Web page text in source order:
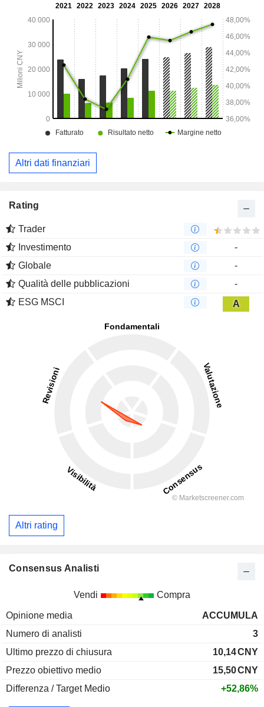
Altri dati finanziari
Rating
Trader
Investimento
-
Globale
-
Qualità delle pubblicazioni
-
ESG MSCI
A
Altri rating
Consensus Analisti
Vendi Compra
Opinione media
ACCUMULA
Numero di analisti
3
Ultimo prezzo di chiusura
10,14CNY
Prezzo obiettivo medio
15,50CNY
Differenza / Target Medio
+52,86%